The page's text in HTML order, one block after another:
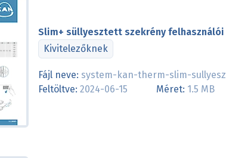
Slim+ süllyesztett szekrény felhasználói
Kivitelezőknek
Fájl neve: system-kan-therm-slim-
Feltöltve: 2024-06-15 Méret: 1.5 MB